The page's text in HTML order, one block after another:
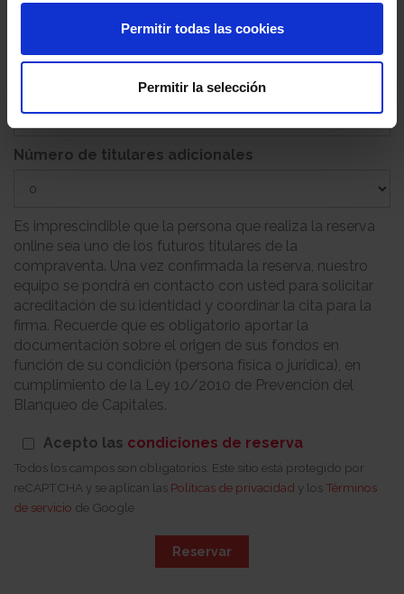
Permitir todas las cookies
Permitir la selección
Número de titulares adicionales
Es imprescindible que la persona que realiza la reserva
online sea uno de los futuros titulares de la
compraventa. Una vez confirmada la reserva, nuestro
equipo se pondrá en contacto con usted para solicitar
acreditación de su identidad y coordinar la cita para la
firma. Recuerde que es obligatorio aportar la
documentación sobre el origen de sus fondos en
función de su condición (persona física o jurídica), en
cumplimiento de la Ley 10/2010 de Prevención del
Blanqueo de Capitales.
Acepto las condiciones de reserva
Todos los campos son obligatorios. Este sitio está protegido por
reCAPTCHA y se aplican las Políticas de privacidad y los Términos
de servicio de Google
Reservar